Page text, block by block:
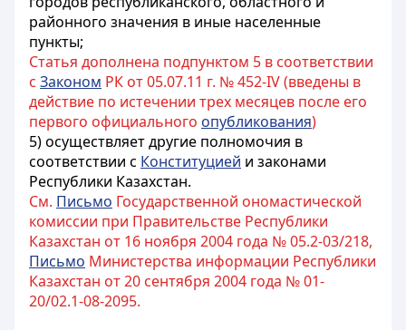
районного значения в иные населенные
пункты;
Статья дополнена подпунктом 5 в соответствии
с Законом РК от 05.07.11 г. № 452-IV (введены в
действие по истечении трех месяцев после его
первого официального опубликования)
5) осуществляет другие полномочия в
соответствии с Конституцией и законами
Республики Казахстан.
См. Письмо Государственной ономастической
комиссии при Правительстве Республики
Казахстан от 16 ноября 2004 года № 05.2-03/218,
Письмо Министерства информации Республики
Казахстан от 20 сентября 2004 года № 01-
20/02.1-08-2095.